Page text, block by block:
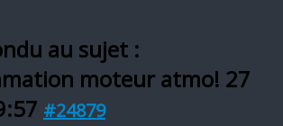
au sujet :
moteur atmo! 27
#24879